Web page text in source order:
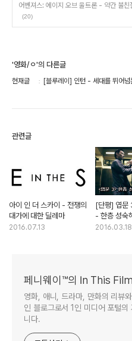
어벤져스: 에이지 오브 울트론 - 약간 불친
(20)
'영화/ㅇ'의 다른글
현재글 [블루레이] 인턴 - 세대를 뛰어넘
관련글
아이 인 더 스카이 - 전쟁의
대가에 대한 딜레마
2016.07.13
[단평] 엽문
- 한층 성숙
견자단
2016.03.18
페니웨이™의 In This Film
영화, 애니, 드라마, 만화의 리뷰
인 블로그로서 1인 미디어 포털의
니다.